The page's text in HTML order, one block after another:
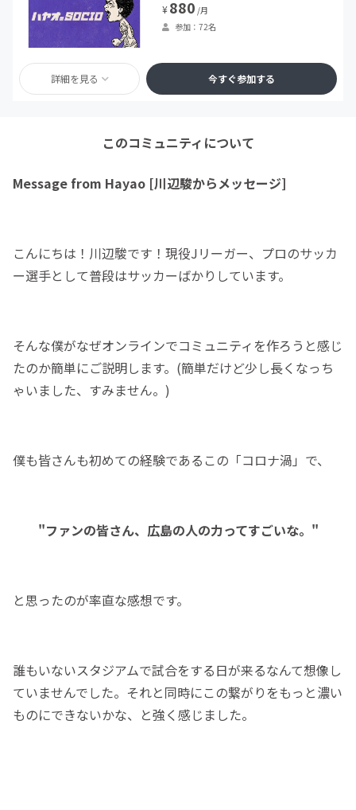
¥880 /月
参加：72名
詳細を見る 今すぐ参加する
このコミュニティについて
Message from Hayao [川辺駿からメッセージ]
こんにちは！川辺駿です！現役Jリーガー、プロのサッカ
ー選手として普段はサッカーばかりしています。
そんな僕がなぜオンラインでコミュニティを作ろうと感じ
たのか簡単にご説明します。(簡単だけど少し長くなっち
ゃいました、すみません。)
僕も皆さんも初めての経験であるこの「コロナ渦」で、
"ファンの皆さん、広島の人の力ってすごいな。"
と思ったのが率直な感想です。
誰もいないスタジアムで試合をする日が来るなんて想像し
ていませんでした。それと同時にこの繋がりをもっと濃い
ものにできないかな、と強く感じました。